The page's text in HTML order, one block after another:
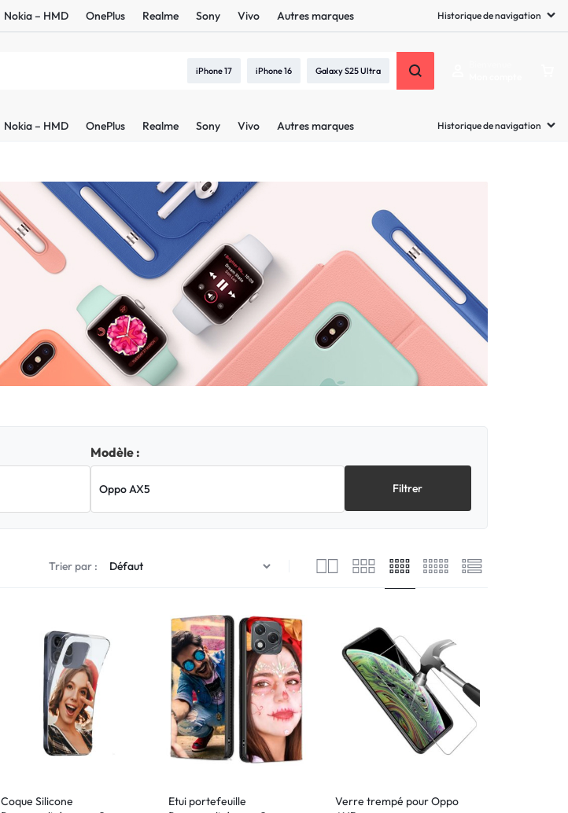
iPhone 17 iPhone 16 Galaxy S25 Ultra
Nokia – HMD OnePlus Realme Sony Vivo Autres marques Historique de navigation
Nokia – HMD OnePlus Realme Sony Vivo Autres marques Historique de navigation
Modèle :
Filtrer
Trier par :
Coque Silicone
Etui portefeuille
Verre trempé pour Oppo